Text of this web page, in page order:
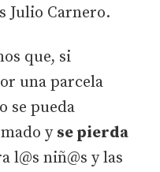
Julio Carnero.
que, si
una parcela
se pueda
y se pierda
l@s niñ@s y las